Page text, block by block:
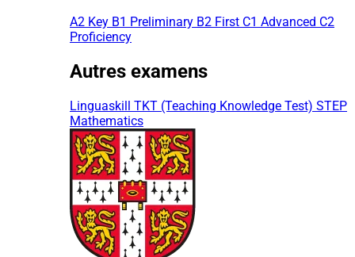
A2 Key B1 Preliminary B2 First C1 Advanced C2
Proficiency
Autres examens
Linguaskill TKT (Teaching Knowledge Test) STEP
Mathematics